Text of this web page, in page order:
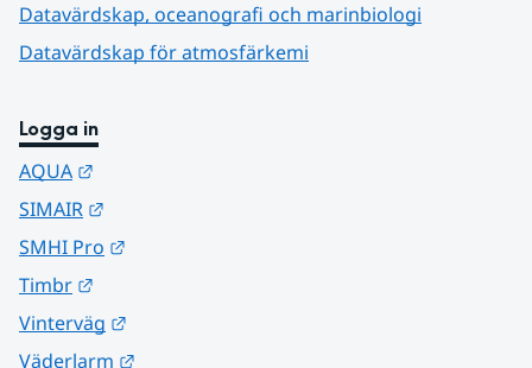
Datavärdskap, oceanografi och marinbiologi
Datavärdskap för atmosfärkemi
Logga in
AQUA
SIMAIR
SMHI Pro
Timbr
Vinterväg
Väderlarm